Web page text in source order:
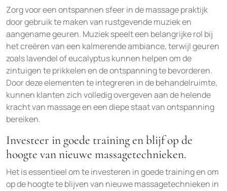
Zorg voor een ontspannen sfeer in de massage praktijk
door gebruik te maken van rustgevende muziek en
aangename geuren. Muziek speelt een belangrijke rol bij
het creëren van een kalmerende ambiance, terwijl geuren
zoals lavendel of eucalyptus kunnen helpen om de
zintuigen te prikkelen en de ontspanning te bevorderen.
Door deze elementen te integreren in de behandelruimte,
kunnen klanten zich volledig overgeven aan de helende
kracht van massage en een diepe staat van ontspanning
bereiken.
Investeer in goede training en blijf op de
hoogte van nieuwe massagetechnieken.
Het is essentieel om te investeren in goede training en om
op de hoogte te blijven van nieuwe massagetechnieken in